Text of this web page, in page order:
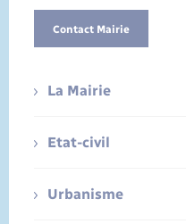
Contact Mairie
La Mairie
Etat-civil
Urbanisme